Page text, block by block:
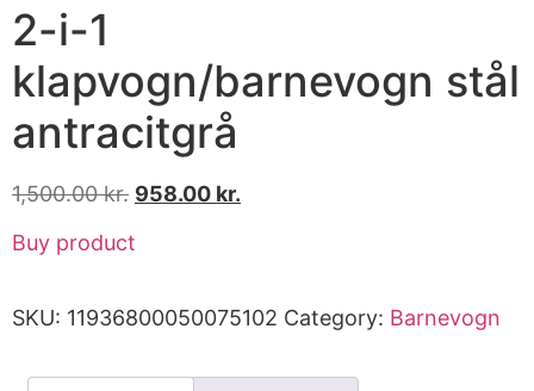
2-i-1
klapvogn/barnevogn stål
antracitgrå
1,500.00kr. 958.00 kr.
Buy product
SKU: 11936800050075102 Category: Barnevogn